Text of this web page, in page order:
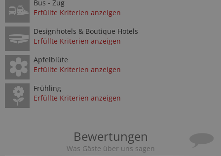
Bus - Zug
Erfüllte Kriterien anzeigen
Designhotels & Boutique Hotels
Erfüllte Kriterien anzeigen
Apfelblüte
Erfüllte Kriterien anzeigen
Frühling
Erfüllte Kriterien anzeigen
Bewertungen
Was Gäste über uns sagen